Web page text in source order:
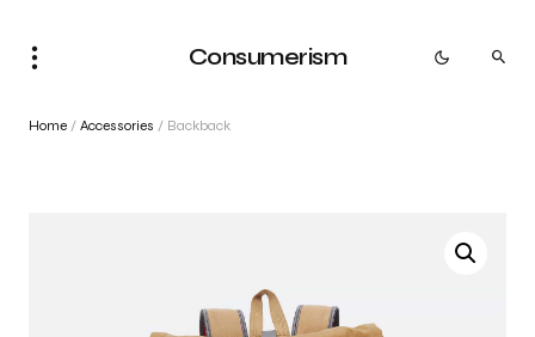
Consumerism
Home / Accessories / Backback